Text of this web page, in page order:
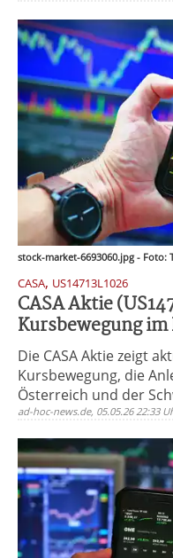
stock-market-6693060.jpg - Foto:
CASA, US14713L1026
CASA Aktie
Kursbewegung
Die CASA Aktie zeigt
Kursbewegung, die
Österreich und der
ad-hoc-news.de, 05.05.26 22:33